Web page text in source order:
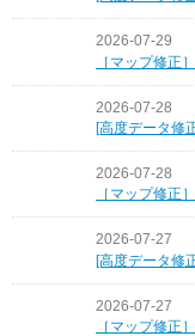
2026-07-29
［マップ修正
2026-07-28
[高度データ修
2026-07-28
［マップ修正
2026-07-27
[高度データ修
2026-07-27
［マップ修正